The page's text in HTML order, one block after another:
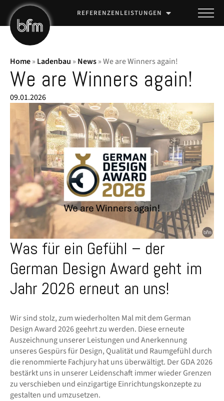
REFERENZENLEISTUNGEN
Home» Ladenbau » News»We are Winners again!
We are Winners again!
09.01.2026
Was für ein Gefühl – der
German Design Award geht im
Jahr 2026 erneut an uns!
Wir sind stolz, zum wiederholten Mal mit dem German
Design Award 2026 geehrt zu werden. Diese erneute
Auszeichnung unserer Leistungen und Anerkennung
unseres Gespürs für Design, Qualität und Raumgefühl durch
die renommierte Fachjury hat uns überwältigt. Der GDA 2026
bestärkt uns in unserer Leidenschaft immer wieder Grenzen
zu verschieben und einzigartige Einrichtungskonzepte zu
gestalten und umzusetzen.